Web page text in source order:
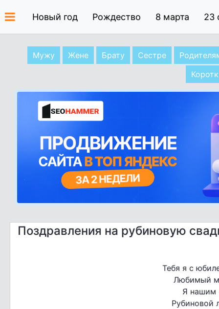
Новый год Рождество 8 марта 23
Мужу Жене Брату Сестре
Поздравления на рубиновую
Тебя я с
Любимый
Я нашим
Рубиновой